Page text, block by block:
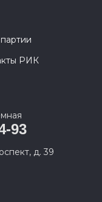
РИК
93
д. 39